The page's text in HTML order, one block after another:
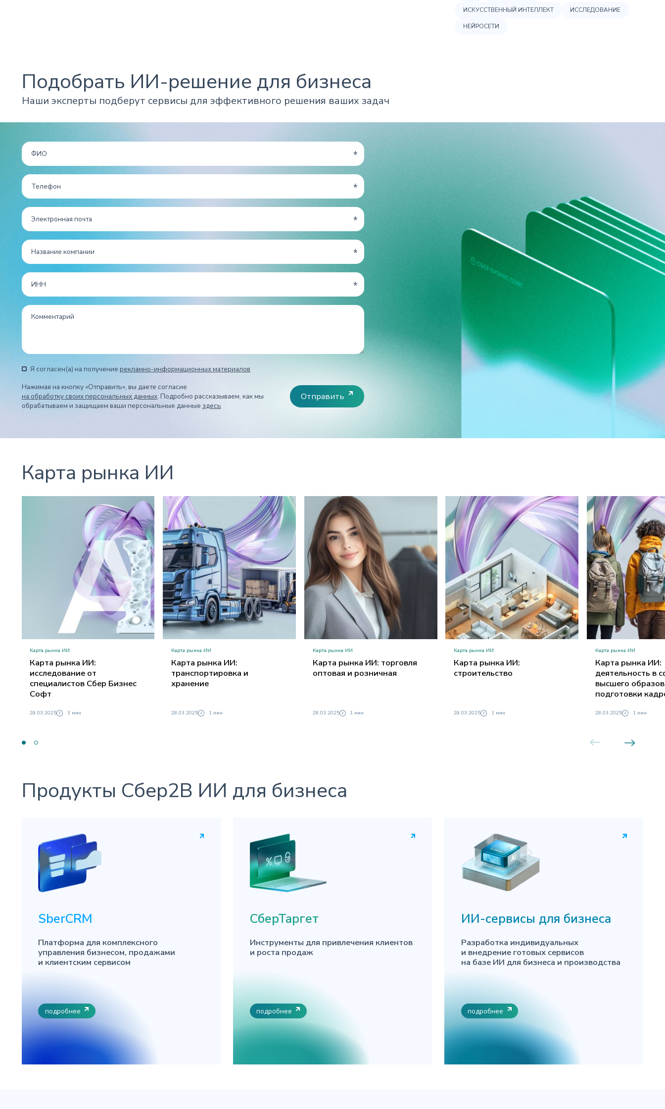
ИСКУССТВЕННЫЙ ИНТЕЛЛЕКТ ИССЛЕДОВАНИЕ
НЕЙРОСЕТИ
Подобрать ИИ-решение для бизнеса
Наши эксперты подберут сервисы для эффективного решения ваших задач
Я согласен(а) на получение рекламно-информационных материалов
Нажимая на кнопку «Отправить», вы даете согласие
на обработку своих персональных данных. Подробно рассказываем, как мы
обрабатываем и защищаем ваши персональные данные здесь
Отправить
Карта рынка ИИ
Карта рынка ИИ
Карта рынка ИИ:
исследование от
специалистов Сбер Бизнес
Софт
28.03.2025 3 мин
Карта рынка ИИ
Карта рынка ИИ:
транспортировка и
хранение
28.03.2025 1 мин
Карта рынка ИИ
Карта рынка ИИ: торговля
оптовая и розничная
28.03.2025 1 мин
Карта рынка ИИ
Карта рынка ИИ:
строительство
28.03.2025 1 мин
Карта рынка ИИ
Карта рынка ИИ:
деятельность в
высшего
подготовки
28.03.2025 1 мин
Продукты Сбер2B ИИ для бизнеса
SberCRM
Платформа для комплексного
управления бизнесом, продажами
и клиентским сервисом
подробнее
СберТаргет
Инструменты для привлечения клиентов
и роста продаж
подробнее
ИИ-сервисы для бизнеса
Разработка индивидуальных
и внедрение готовых сервисов
на базе ИИ для бизнеса и производства
подробнее